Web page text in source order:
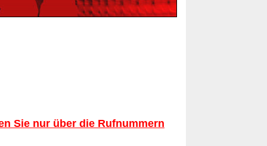
Sie nur über die Rufnummern